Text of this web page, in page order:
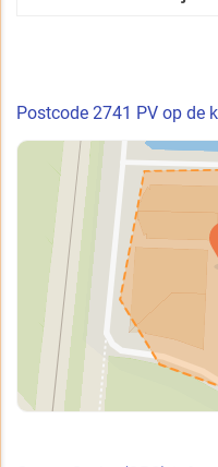
Postcode 2741 PV op de